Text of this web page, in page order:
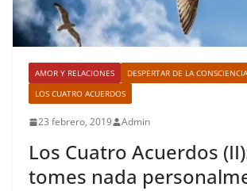
AMOR Y RELACIONES DESPERTAR DE LA CONSCIENCIA
LOS CUATRO ACUERDOS
23 febrero, 2019 Admin
Los Cuatro Acuerdos
tomes nada